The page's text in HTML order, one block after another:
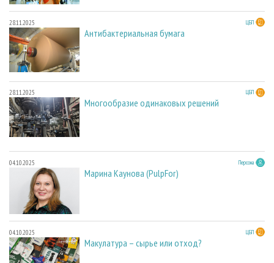
28.11.2025 ЦБП
Антибактериальная бумага
28.11.2025 ЦБП
Многообразие одинаковых решений
04.10.2025 Персона
Марина Каунова (PulpFor)
04.10.2025 ЦБП
Макулатура – сырье или отход?